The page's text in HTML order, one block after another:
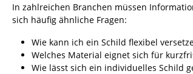
In zahlreichen Branchen müssen
sich häufig ähnliche Fragen:
Wie kann ich ein Schild flexibel
Welches Material eignet sich für
Wie lässt sich ein individuelles Schild